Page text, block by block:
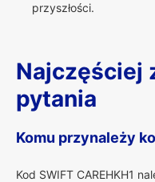
przyszłości.
Najczęściej
pytania
Komu przynależy
Kod SWIFT CAREHKH1